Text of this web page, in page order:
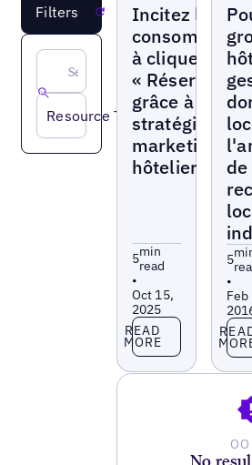
Filters Reset
Resource Type
Incitez les
à cliquer sur
« Réserver »
grâce à ces
stratégies de
marketing
hôtelier
5min
read
•
Oct 15,
2025
Read more
READ
MORE
5
•
Feb
No